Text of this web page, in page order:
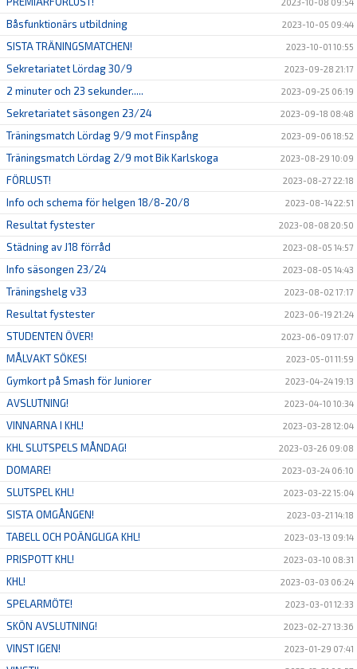
Båsfunktionärs utbildning 2023-10-05 09:44
SISTA TRÄNINGSMATCHEN! 2023-10-01 10:55
Sekretariatet Lördag 30/9 2023-09-28 21:17
2 minuter och 23 sekunder..... 2023-09-25 06:19
Sekretariatet säsongen 23/24 2023-09-18 08:48
Träningsmatch Lördag 9/9 mot Finspång 2023-09-06 18:52
Träningsmatch Lördag 2/9 mot Bik Karlskoga 2023-08-29 10:09
FÖRLUST! 2023-08-27 22:18
Info och schema för helgen 18/8-20/8 2023-08-14 22:51
Resultat fystester 2023-08-08 20:50
Städning av J18 förråd 2023-08-05 14:57
Info säsongen 23/24 2023-08-05 14:43
Träningshelg v33 2023-08-02 17:17
Resultat fystester 2023-06-19 21:24
STUDENTEN ÖVER! 2023-06-09 17:07
MÅLVAKT SÖKES! 2023-05-01 11:59
Gymkort på Smash för Juniorer 2023-04-24 19:13
AVSLUTNING! 2023-04-10 10:34
VINNARNA I KHL! 2023-03-28 12:04
KHL SLUTSPELS MÅNDAG! 2023-03-26 09:08
DOMARE! 2023-03-24 06:10
SLUTSPEL KHL! 2023-03-22 15:04
SISTA OMGÅNGEN! 2023-03-21 14:18
TABELL OCH POÄNGLIGA KHL! 2023-03-13 09:14
PRISPOTT KHL! 2023-03-10 08:31
KHL! 2023-03-03 06:24
SPELARMÖTE! 2023-03-01 12:33
SKÖN AVSLUTNING! 2023-02-27 13:36
VINST IGEN! 2023-01-29 07:41